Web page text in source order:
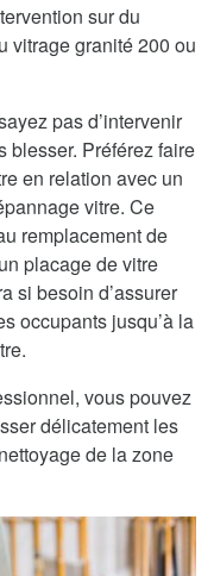
sur du
vitrage granité 200 ou
pas d’intervenir
blesser. Préférez faire
en relation avec un
vitre. Ce
remplacement de
placage de vitre
si besoin d’assurer
occupants jusqu’à la
vous pouvez
délicatement les
de la zone